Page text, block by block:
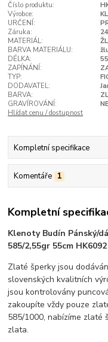
Číslo produktu:
Výrobce:
URČENÍ:
Záruka:
MATERIÁL:
BARVA MATERIÁLU:
DÉLKA:
ZAPÍNÁNÍ:
TYP:
DODAVATEL:
BARVA:
GRAVÍROVÁNÍ:
NE
Hlídat cenu / dostupnost
Kompletní specifikace
Komentáře 1
Kompletní
Klenoty Budín Pánský/
585/2,55gr 55cm HK6092
Zlaté šperky jsou
slovenských kvalitních
jsou kontrolovány
zakoupíte vždy pouze
585/1000, nabízíme zlaté
zlata.